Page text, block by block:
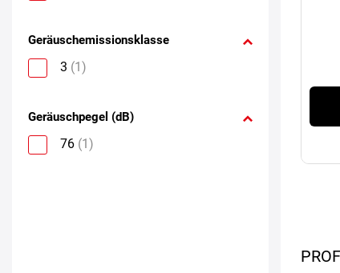
Geräuschemissionsklasse
3 (1)
Geräuschpegel (dB)
76 (1)